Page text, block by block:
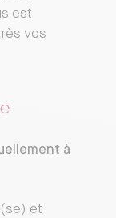
est
vos
à
et